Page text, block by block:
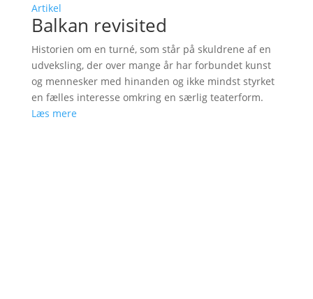
Artikel
Balkan revisited
Historien om en turné, som står på skuldrene af en
udveksling, der over mange år har forbundet kunst
og mennesker med hinanden og ikke mindst styrket
en fælles interesse omkring en særlig teaterform.
Læs mere